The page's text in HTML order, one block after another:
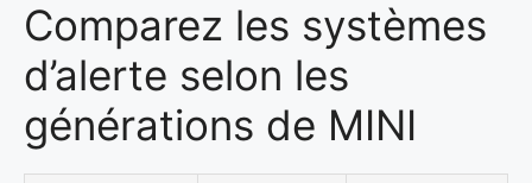
Comparez les systèmes
d’alerte selon les
générations de MINI